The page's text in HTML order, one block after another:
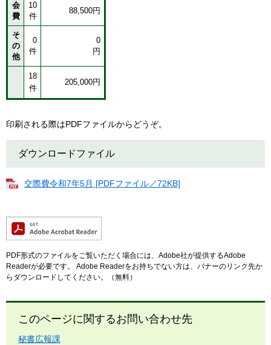
会
費
10
件
88,500円
そ
の
他
0
件
0
円
18
件
205,000円
印刷される際はPDFファイルからどうぞ。
ダウンロードファイル
交際費令和7年5月 [PDFファイル／72KB]
PDF形式のファイルをご覧いただく場合には、Adobe社が提供するAdobe
Readerが必要です。
Adobe Readerをお持ちでない方は、バナーのリンク先か
らダウンロードしてください。（無料）
このページに関するお問い合わせ先
秘書広報課